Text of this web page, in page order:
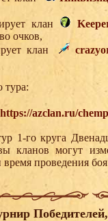
клан
очков,
клан
тура:
https://azclan.ru/
1-го круга
кланов могут
проведения